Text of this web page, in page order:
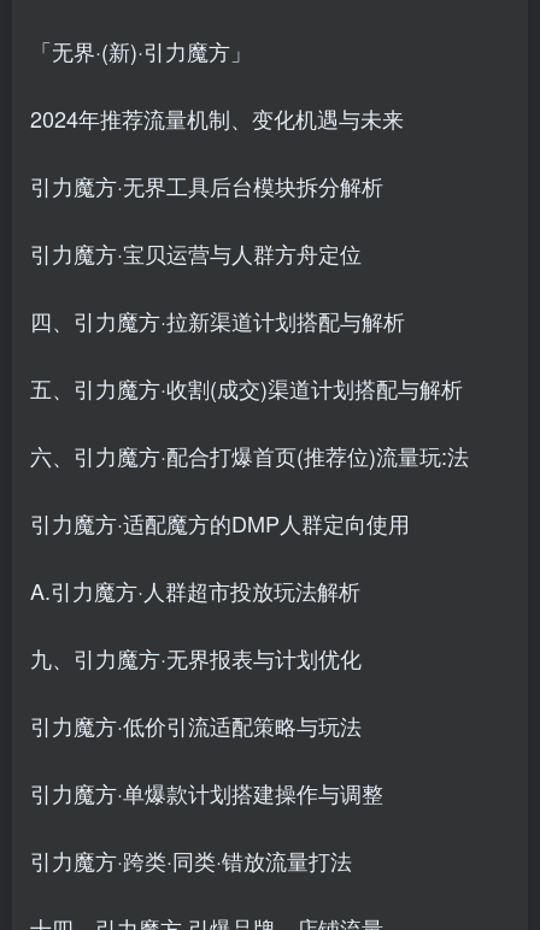
「无界·(新)·引力魔方」
2024年推荐流量机制、变化机遇与未来
引力魔方·无界工具后台模块拆分解析
引力魔方·宝贝运营与人群方舟定位
四、引力魔方·拉新渠道计划搭配与解析
五、引力魔方·收割(成交)渠道计划搭配与解析
六、引力魔方·配合打爆首页(推荐位)流量玩:法
引力魔方·适配魔方的DMP人群定向使用
A.引力魔方·人群超市投放玩法解析
九、引力魔方·无界报表与计划优化
引力魔方·低价引流适配策略与玩法
引力魔方·单爆款计划搭建操作与调整
引力魔方·跨类·同类·错放流量打法